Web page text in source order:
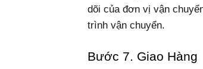
dõi của đơn vị vận
trình vận chuyển.
Bước 7. Giao Hàng